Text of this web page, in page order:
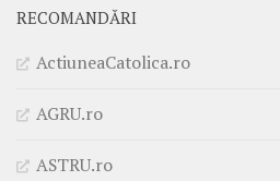
RECOMANDĂRI
ActiuneaCatolica.ro
AGRU.ro
ASTRU.ro